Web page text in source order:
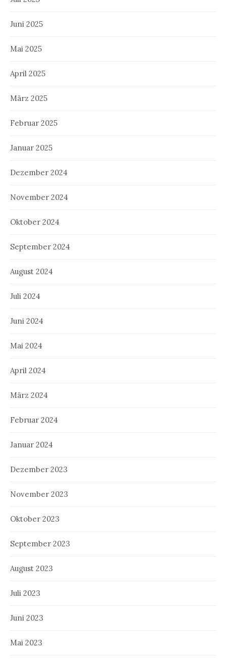
Juni 2025
Mai 2025
April 2025
März 2025
Februar 2025
Januar 2025
Dezember 2024
November 2024
Oktober 2024
September 2024
August 2024
Juli 2024
Juni 2024
Mai 2024
April 2024
März 2024
Februar 2024
Januar 2024
Dezember 2023
November 2023
Oktober 2023
September 2023
August 2023
Juli 2023
Juni 2023
Mai 2023